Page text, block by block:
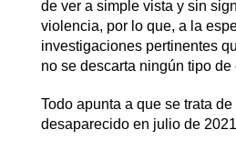
de ver a simple vista y sin
violencia, por lo que, a la
investigaciones pertinentes
no se descarta ningún tipo de
Todo apunta a que se trata de
desaparecido en julio de